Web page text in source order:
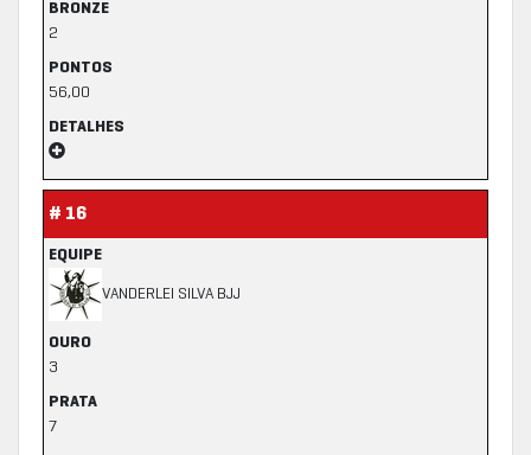
BRONZE
2
PONTOS
56,00
DETALHES
# 16
EQUIPE
VANDERLEI SILVA BJJ
OURO
3
PRATA
7